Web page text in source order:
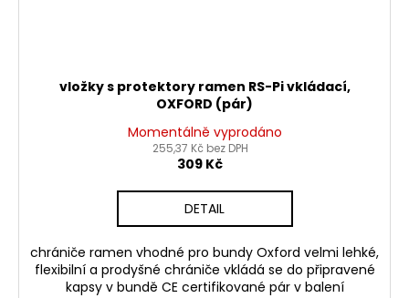
vložky s protektory ramen RS-Pi vkládací,
OXFORD (pár)
Momentálně vyprodáno
255,37 Kč bez DPH
309 Kč
DETAIL
chrániče ramen vhodné pro bundy Oxford velmi lehké,
flexibilní a prodyšné chrániče vkládá se do připravené
kapsy v bundě CE certifikované pár v balení